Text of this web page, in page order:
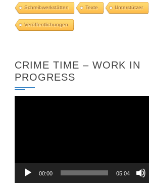
Schreibwerkstätten Texte Unterstützer
Veröffentlichungen
CRIME TIME – WORK IN
PROGRESS
00:00 05:04